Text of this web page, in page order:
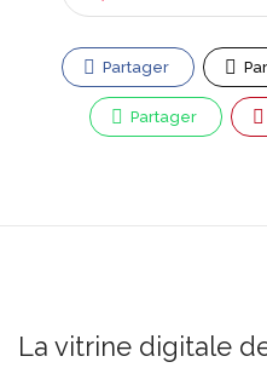
Partager
Partager
La vitrine digitale